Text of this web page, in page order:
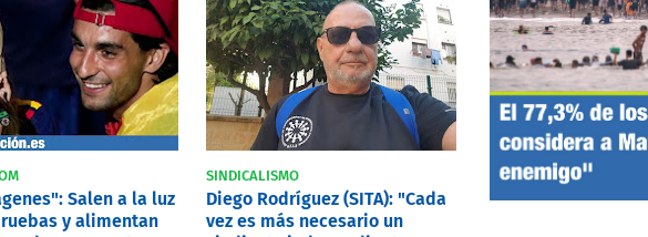
Salen a la luz
y alimentan
SINDICALISMO
Diego Rodríguez (SITA): "Cada
vez es más necesario un